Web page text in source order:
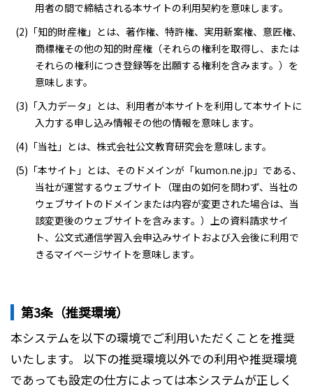
用者の間で締結される本サイトの利用契約を意味します。
(2)「知的財産権」とは、著作権、特許権、実用新案権、意匠権、
商標権その他の知的財産権（それらの権利を取得し、または
それらの権利につき登録等を出願する権利を含みます。）を
意味します。
(3)「入力データ」とは、利用者が本サイトを利用して本サイトに
入力する申し込み情報その他の情報を意味します。
(4)「当社」とは、株式会社公文教育研究会を意味します。
(5)「本サイト」とは、そのドメインが「kumon.ne.jp」である、
当社が運営するウェブサイト（理由の如何を問わず、当社の
ウェブサイトのドメインまたは内容が変更された場合は、当
該変更後のウェブサイトを含みます。）上の資料請求サイ
ト、公文式通信学習入会申込みサイトおよび入会後に利用で
きるマイページサイトを意味します。
第3条（推奨環境）
本システムを以下の環境でご利用いただくことを推奨
いたします。 以下の推奨環境以外での利用や推奨環境
であっても設定の仕方によっては本システムが正しく